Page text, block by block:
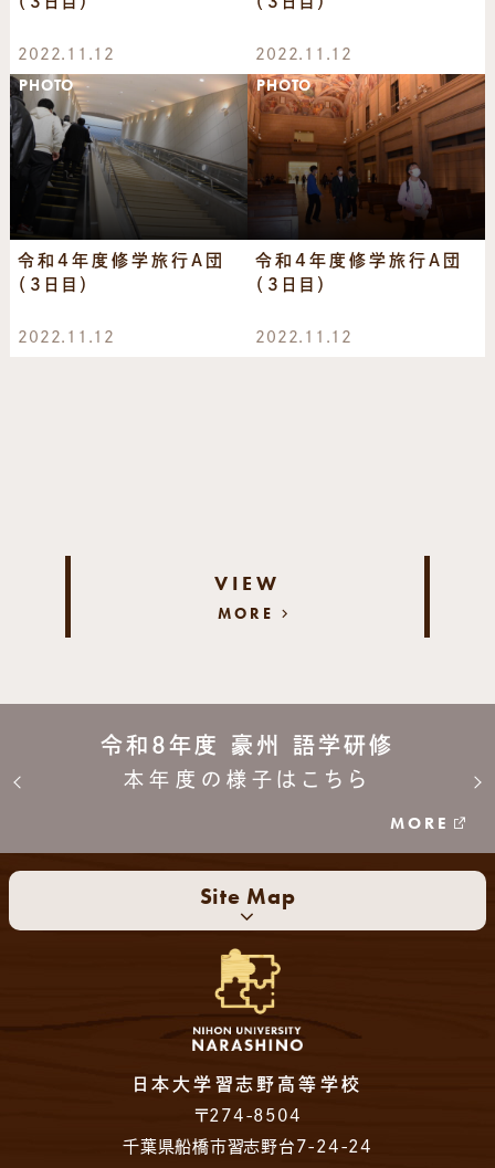
2022.11.12 2022.11.12
PHOTO
令和4年度修学旅行A団
（3日目）
2022.11.12
PHOTO
令和4年度修学旅行A団
（3日目）
2022.11.12
VIEW
MORE
令和8年度 豪州 語学研修
本年度の様子はこちら
MORE
Site Map
日本大学習志野高等学校
〒274-8504
千葉県船橋市習志野台7-24-24